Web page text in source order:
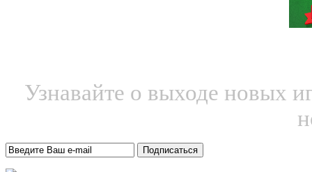
Узнавайте о выходе новых